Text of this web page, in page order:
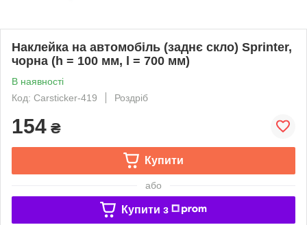
Наклейка на автомобіль (заднє скло) Sprinter,
чорна (h = 100 мм, l = 700 мм)
В наявності
Код: Carsticker-419
Роздріб
154 ₴
Купити
або
Купити з